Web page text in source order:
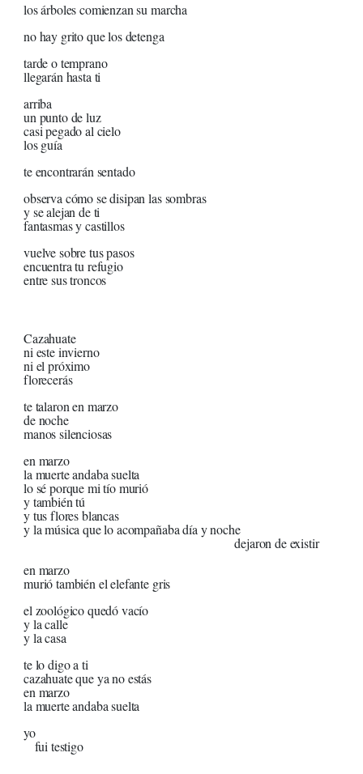
los árboles comienzan su marcha
no hay grito que los detenga
tarde o temprano
llegarán hasta ti
arriba
un punto de luz
casi pegado al cielo
los guía
te encontrarán sentado
observa cómo se disipan las sombras
y se alejan de ti
fantasmas y castillos
vuelve sobre tus pasos
encuentra tu refugio
entre sus troncos
Cazahuate
ni este invierno
ni el próximo
florecerás
te talaron en marzo
de noche
manos silenciosas
en marzo
la muerte andaba suelta
lo sé porque mi tío murió
y también tú
y tus flores blancas
y la música que lo acompañaba día y noche
dejaron de existir
en marzo
murió también el elefante gris
el zoológico quedó vacío
y la calle
y la casa
te lo digo a ti
cazahuate que ya no estás
en marzo
la muerte andaba suelta
yo
fui testigo